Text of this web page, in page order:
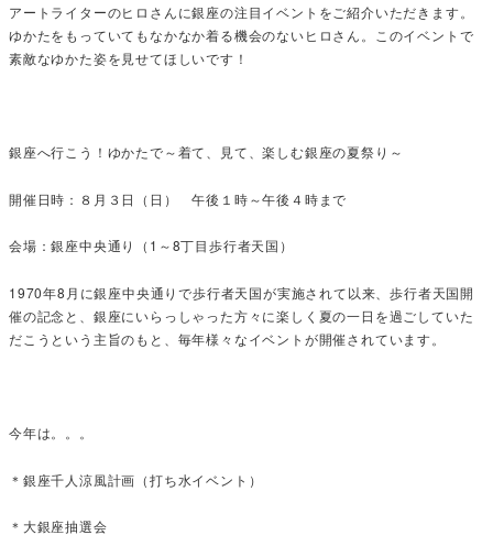
アートライターのヒロさんに銀座の注目イベントをご紹介いただきます。
ゆかたをもっていてもなかなか着る機会のないヒロさん。このイベントで
素敵なゆかた姿を見せてほしいです！
銀座へ行こう！ゆかたで～着て、見て、楽しむ銀座の夏祭り～
開催日時：８月３日（日） 午後１時～午後４時まで
会場：銀座中央通り（1～8丁目歩行者天国）
1970年8月に銀座中央通りで歩行者天国が実施されて以来、歩行者天国開
催の記念と、銀座にいらっしゃった方々に楽しく夏の一日を過ごしていた
だこうという主旨のもと、毎年様々なイベントが開催されています。
今年は。。。
＊銀座千人涼風計画（打ち水イベント）
＊大銀座抽選会